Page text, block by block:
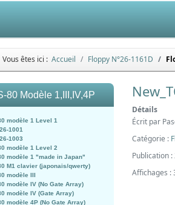
Vous êtes ici : Accueil Floppy N°26-1161D
80 Modèle 1,III,IV,4P
modèle 1 Level 1
1001
1003
modèle 1 Level 2
modèle 1 "made in Japan"
M1 clavier (japonais/qwerty)
modèle III
modèle IV (No Gate Array)
modèle IV (Gate Array)
modèle 4P (No Gate Array)
Détails
Écrit par
Catégorie :
Publication
Affichages :